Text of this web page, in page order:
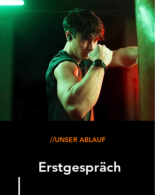
die Kampagne bestaunen.
Das Ergebnis: Der Kunde konnte mit der
Kampagne einen erhebliche
Umsatzsteigerung direkt im
Weihnachtsgeschäft verbuchen.
//UNSER ABLAUF
Erstgespräch